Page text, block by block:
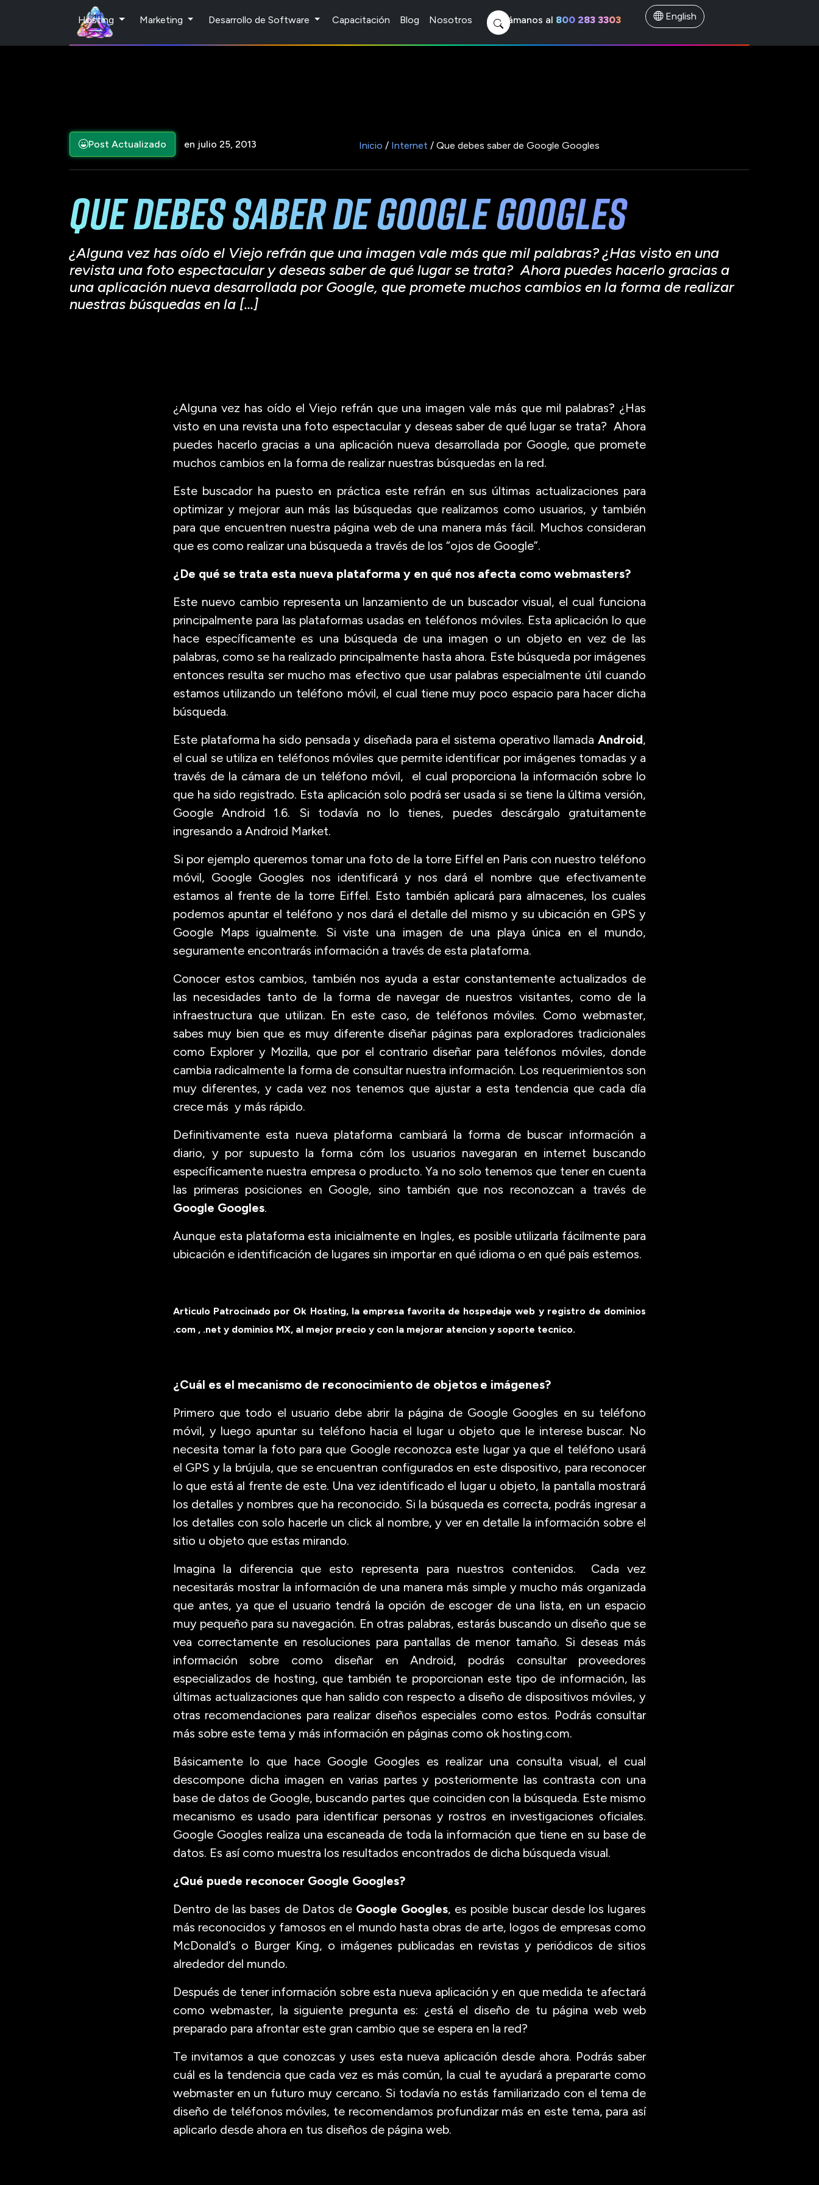
Hosting Marketing Desarrollo de Software Capacitación Blog Nosotros Llámanos al 800 283 3303 English
Post Actualizado en julio 25, 2013 Inicio / Internet / Que debes saber de Google Googles
Que debes saber de Google Googles
¿Alguna vez has oído el Viejo refrán que una imagen vale más que mil palabras? ¿Has visto en una
revista una foto espectacular y deseas saber de qué lugar se trata? Ahora puedes hacerlo gracias a
una aplicación nueva desarrollada por Google, que promete muchos cambios en la forma de realizar
nuestras búsquedas en la […]
¿Alguna vez has oído el Viejo refrán que una imagen vale más que mil palabras? ¿Has
visto en una revista una foto espectacular y deseas saber de qué lugar se trata? Ahora
puedes hacerlo gracias a una aplicación nueva desarrollada por Google, que promete
muchos cambios en la forma de realizar nuestras búsquedas en la red.
Este buscador ha puesto en práctica este refrán en sus últimas actualizaciones para
optimizar y mejorar aun más las búsquedas que realizamos como usuarios, y también
para que encuentren nuestra página web de una manera más fácil. Muchos consideran
que es como realizar una búsqueda a través de los “ojos de Google”.
¿De qué se trata esta nueva plataforma y en qué nos afecta como webmasters?
Este nuevo cambio representa un lanzamiento de un buscador visual, el cual funciona
principalmente para las plataformas usadas en teléfonos móviles. Esta aplicación lo que
hace específicamente es una búsqueda de una imagen o un objeto en vez de las
palabras, como se ha realizado principalmente hasta ahora. Este búsqueda por imágenes
entonces resulta ser mucho mas efectivo que usar palabras especialmente útil cuando
estamos utilizando un teléfono móvil, el cual tiene muy poco espacio para hacer dicha
búsqueda.
Este plataforma ha sido pensada y diseñada para el sistema operativo llamada Android,
el cual se utiliza en teléfonos móviles que permite identificar por imágenes tomadas y a
través de la cámara de un teléfono móvil, el cual proporciona la información sobre lo
que ha sido registrado. Esta aplicación solo podrá ser usada si se tiene la última versión,
Google Android 1.6. Si todavía no lo tienes, puedes descárgalo gratuitamente
ingresando a Android Market.
Si por ejemplo queremos tomar una foto de la torre Eiffel en Paris con nuestro teléfono
móvil, Google Googles nos identificará y nos dará el nombre que efectivamente
estamos al frente de la torre Eiffel. Esto también aplicará para almacenes, los cuales
podemos apuntar el teléfono y nos dará el detalle del mismo y su ubicación en GPS y
Google Maps igualmente. Si viste una imagen de una playa única en el mundo,
seguramente encontrarás información a través de esta plataforma.
Conocer estos cambios, también nos ayuda a estar constantemente actualizados de
las necesidades tanto de la forma de navegar de nuestros visitantes, como de la
infraestructura que utilizan. En este caso, de teléfonos móviles. Como webmaster,
sabes muy bien que es muy diferente diseñar páginas para exploradores tradicionales
como Explorer y Mozilla, que por el contrario diseñar para teléfonos móviles, donde
cambia radicalmente la forma de consultar nuestra información. Los requerimientos son
muy diferentes, y cada vez nos tenemos que ajustar a esta tendencia que cada día
crece más y más rápido.
Definitivamente esta nueva plataforma cambiará la forma de buscar información a
diario, y por supuesto la forma cóm los usuarios navegaran en internet buscando
específicamente nuestra empresa o producto. Ya no solo tenemos que tener en cuenta
las primeras posiciones en Google, sino también que nos reconozcan a través de
Google Googles.
Aunque esta plataforma esta inicialmente en Ingles, es posible utilizarla fácilmente para
ubicación e identificación de lugares sin importar en qué idioma o en qué país estemos.
Articulo Patrocinado por Ok Hosting, la empresa favorita de hospedaje web y registro de dominios
.com , .net y dominios MX, al mejor precio y con la mejorar atencion y soporte tecnico.
¿Cuál es el mecanismo de reconocimiento de objetos e imágenes?
Primero que todo el usuario debe abrir la página de Google Googles en su teléfono
móvil, y luego apuntar su teléfono hacia el lugar u objeto que le interese buscar. No
necesita tomar la foto para que Google reconozca este lugar ya que el teléfono usará
el GPS y la brújula, que se encuentran configurados en este dispositivo, para reconocer
lo que está al frente de este. Una vez identificado el lugar u objeto, la pantalla mostrará
los detalles y nombres que ha reconocido. Si la búsqueda es correcta, podrás ingresar a
los detalles con solo hacerle un click al nombre, y ver en detalle la información sobre el
sitio u objeto que estas mirando.
Imagina la diferencia que esto representa para nuestros contenidos. Cada vez
necesitarás mostrar la información de una manera más simple y mucho más organizada
que antes, ya que el usuario tendrá la opción de escoger de una lista, en un espacio
muy pequeño para su navegación. En otras palabras, estarás buscando un diseño que se
vea correctamente en resoluciones para pantallas de menor tamaño. Si deseas más
información sobre como diseñar en Android, podrás consultar proveedores
especializados de hosting, que también te proporcionan este tipo de información, las
últimas actualizaciones que han salido con respecto a diseño de dispositivos móviles, y
otras recomendaciones para realizar diseños especiales como estos. Podrás consultar
más sobre este tema y más información en páginas como ok hosting.com.
Básicamente lo que hace Google Googles es realizar una consulta visual, el cual
descompone dicha imagen en varias partes y posteriormente las contrasta con una
base de datos de Google, buscando partes que coinciden con la búsqueda. Este mismo
mecanismo es usado para identificar personas y rostros en investigaciones oficiales.
Google Googles realiza una escaneada de toda la información que tiene en su base de
datos. Es así como muestra los resultados encontrados de dicha búsqueda visual.
¿Qué puede reconocer Google Googles?
Dentro de las bases de Datos de Google Googles, es posible buscar desde los lugares
más reconocidos y famosos en el mundo hasta obras de arte, logos de empresas como
McDonald’s o Burger King, o imágenes publicadas en revistas y periódicos de sitios
alrededor del mundo.
Después de tener información sobre esta nueva aplicación y en que medida te afectará
como webmaster, la siguiente pregunta es: ¿está el diseño de tu página web web
preparado para afrontar este gran cambio que se espera en la red?
Te invitamos a que conozcas y uses esta nueva aplicación desde ahora. Podrás saber
cuál es la tendencia que cada vez es más común, la cual te ayudará a prepararte como
webmaster en un futuro muy cercano. Si todavía no estás familiarizado con el tema de
diseño de teléfonos móviles, te recomendamos profundizar más en este tema, para así
aplicarlo desde ahora en tus diseños de página web.